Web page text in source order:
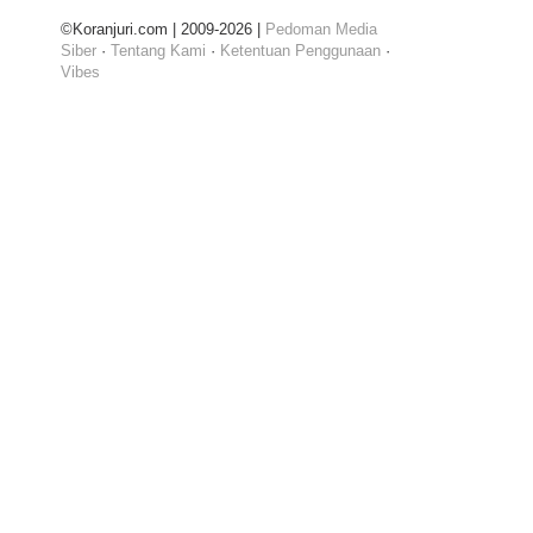
©Koranjuri.com | 2009-2026 |
Pedoman Media
Siber ·Tentang Kami · Ketentuan Penggunaan ·
Vibes